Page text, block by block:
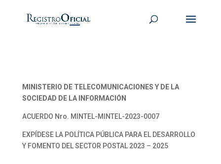
MINISTERIO DE TELECOMUNICACIONES Y DE LA
SOCIEDAD DE LA INFORMACIÓN
ACUERDO Nro. MINTEL-MINTEL-2023-0007
EXPÍDESE LA POLÍTICA PÚBLICA PARA EL DESARROLLO
Y FOMENTO DEL SECTOR POSTAL 2023 – 2025